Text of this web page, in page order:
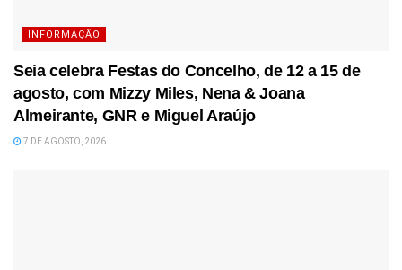
INFORMAÇÃO
Seia celebra Festas do Concelho, de 12 a 15 de
agosto, com Mizzy Miles, Nena & Joana
Almeirante, GNR e Miguel Araújo
7 DE AGOSTO, 2026